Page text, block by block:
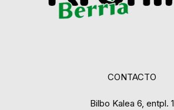
CONTACTO
Bilbo Kalea 6, entpl. 1